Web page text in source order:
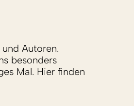
Autoren.
besonders
Mal. Hier finden